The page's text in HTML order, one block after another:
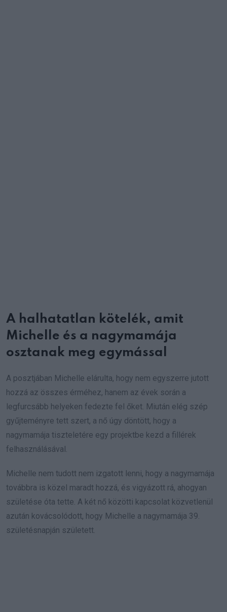
A halhatatlan kötelék, amit
Michelle és a nagymamája
osztanak meg egymással
A posztjában Michelle elárulta, hogy nem egyszerre jutott
hozzá az összes érméhez, hanem az évek során a
legfurcsább helyeken fedezte fel őket. Miután elég szép
gyűjteményre tett szert, a nő úgy döntött, hogy a
nagymamája tiszteletére egy projektbe kezd a fillérek
felhasználásával.
Michelle nem tudott nem izgatott lenni, hogy a nagymamája
továbbra is közel maradt hozzá, és vigyázott rá, ahogyan
születése óta tette. A két nő közötti kapcsolat közvetlenül
azután kovácsolódott, hogy Michelle a nagymamája 39.
születésnapján született.